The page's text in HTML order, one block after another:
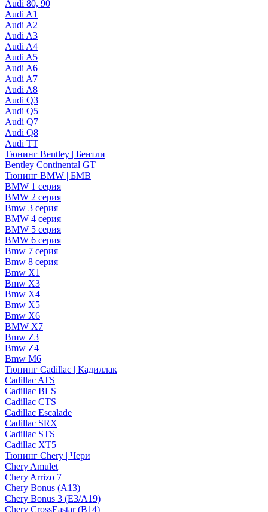
Audi 80, 90
Audi A1
Audi A2
Audi A3
Audi A4
Audi A5
Audi A6
Audi A7
Audi A8
Audi Q3
Audi Q5
Audi Q7
Audi Q8
Audi TT
Тюнинг Bentley | Бентли
Bentley Continental GT
Тюнинг BMW | БМВ
BMW 1 серия
BMW 2 серия
Bmw 3 серия
BMW 4 серия
BMW 5 серия
BMW 6 серия
Bmw 7 серия
Bmw 8 серия
Bmw X1
Bmw X3
Bmw X4
Bmw X5
Bmw X6
BMW X7
Bmw Z3
Bmw Z4
Bmw М6
Тюнинг Cadillac | Кадиллак
Cadillac ATS
Cadillac BLS
Cadillac CTS
Cadillac Escalade
Cadillac SRX
Cadillac STS
Cadillac XT5
Тюнинг Chery | Чери
Chery Amulet
Chery Arrizo 7
Chery Bonus (A13)
Chery Bonus 3 (E3/A19)
Chery CrossEastar (B14)